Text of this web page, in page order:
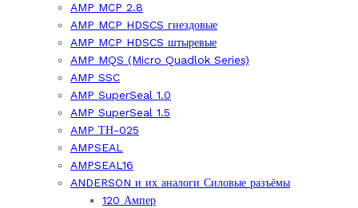
AMP MCP 2.8
AMP MCP HDSCS гнездовые
AMP MCP HDSCS штыревые
AMP MQS (Micro Quadlok Series)
AMP SSC
AMP SuperSeal 1.0
AMP SuperSeal 1.5
AMP ТН-025
AMPSEAL
AMPSEAL16
ANDERSON и их аналоги Силовые разъёмы
120 Ампер